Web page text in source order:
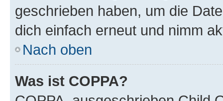
geschrieben haben, um die
dich einfach erneut und nimm
Nach oben
Was ist COPPA?